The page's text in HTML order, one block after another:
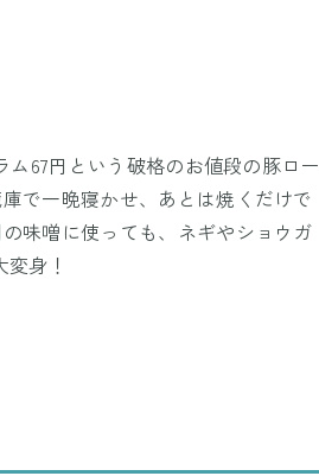
67円という破格のお値段の豚ロー
で一晩寝かせ、あとは焼くだけで
味噌に使っても、ネギやショウガ
身！